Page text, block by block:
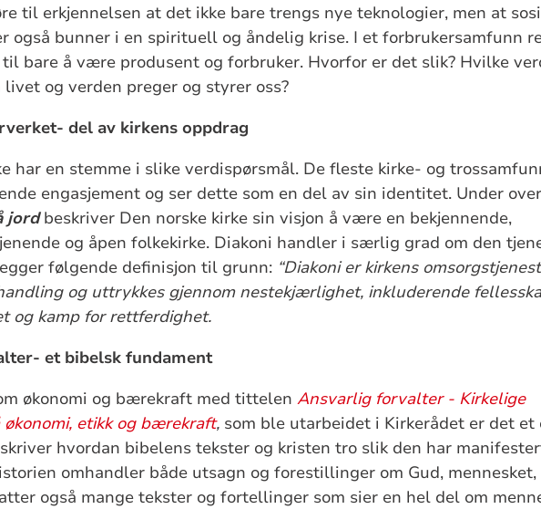
til erkjennelsen at det ikke bare trengs nye teknologier, men at
også bunner i en spirituell og åndelig krise. I et forbrukersamfunn
bare å være produsent og forbruker. Hvorfor er det slik? Hvilke
og verden preger og styrer oss?
del av kirkens oppdrag
har en stemme i slike verdispørsmål. De fleste kirke- og
engasjement og ser dette som en del av sin identitet. Under
jordbeskriver Den norske kirke sin visjon å være en bekjennende,
og åpen folkekirke. Diakoni handler i særlig grad om den
følgende definisjon til grunn: “Diakoni er kirkens
og uttrykkes gjennom nestekjærlighet, inkluderende
og kamp for rettferdighet.
et bibelsk fundament
økonomi og bærekraft med tittelen Ansvarlig forvalter - Kirkelige
etikk og bærekraft, som ble utarbeidet i Kirkerådet er det et
hvordan bibelens tekster og kristen tro slik den har
omhandler både utsagn og forestillinger om Gud,
også mange tekster og fortellinger som sier en hel del om